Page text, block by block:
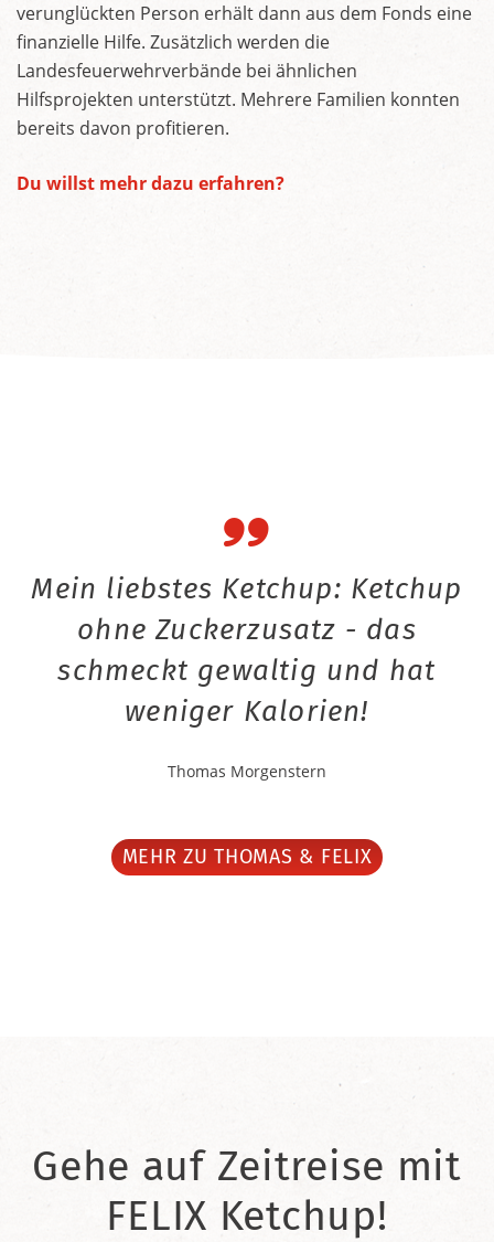
verunglückten Person erhält dann aus dem Fonds eine
finanzielle Hilfe. Zusätzlich werden die
Landesfeuerwehrverbände bei ähnlichen
Hilfsprojekten unterstützt. Mehrere Familien konnten
bereits davon profitieren.
Du willst mehr dazu erfahren?
Mein liebstes Ketchup: Ketchup
ohne Zuckerzusatz - das
schmeckt gewaltig und hat
weniger Kalorien!
Thomas Morgenstern
MEHR ZU THOMAS & FELIX
Gehe auf Zeitreise mit
FELIX Ketchup!